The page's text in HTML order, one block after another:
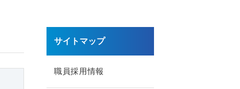
サイトマップ
職員採用情報